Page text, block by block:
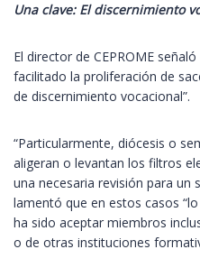
Una clave: El discernimiento
El director de CEPROME
facilitado la proliferación de
de discernimiento vocacional”.
“Particularmente, diócesis o
aligeran o levantan los filtros
una necesaria revisión para un
lamentó que en estos casos
ha sido aceptar miembros
o de otras instituciones